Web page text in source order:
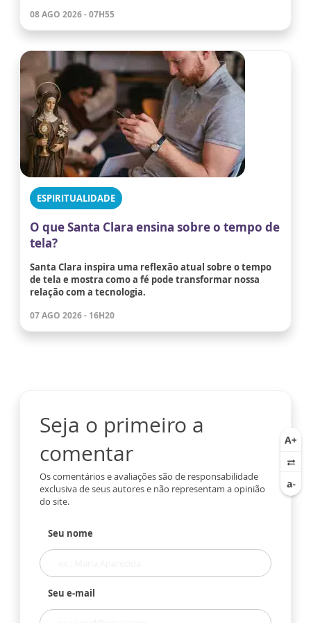
08 AGO 2026 - 07H55
ESPIRITUALIDADE
O que Santa Clara ensina sobre o tempo de
tela?
Santa Clara inspira uma reflexão atual sobre o tempo
de tela e mostra como a fé pode transformar nossa
relação com a tecnologia.
07 AGO 2026 - 16H20
Seja o primeiro a
comentar
Os comentários e avaliações são de responsabilidade
exclusiva de seus autores e não representam a opinião
do site.
Seu nome
Seu e-mail